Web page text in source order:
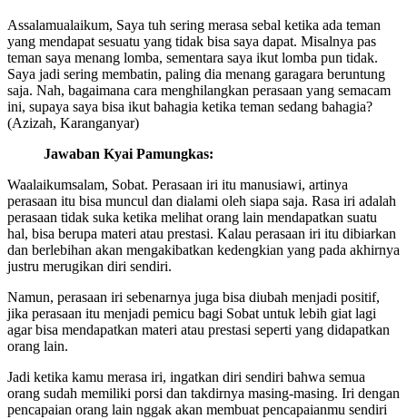
Assalamualaikum, Saya tuh sering merasa sebal ketika ada teman
yang mendapat sesuatu yang tidak bisa saya dapat. Misalnya pas
teman saya menang lomba, sementara saya ikut lomba pun tidak.
Saya jadi sering membatin, paling dia menang garagara beruntung
saja. Nah, bagaimana cara menghilangkan perasaan yang semacam
ini, supaya saya bisa ikut bahagia ketika teman sedang bahagia?
(Azizah, Karanganyar)
Jawaban Kyai Pamungkas:
Waalaikumsalam, Sobat. Perasaan iri itu manusiawi, artinya
perasaan itu bisa muncul dan dialami oleh siapa saja. Rasa iri adalah
perasaan tidak suka ketika melihat orang lain mendapatkan suatu
hal, bisa berupa materi atau prestasi. Kalau perasaan iri itu dibiarkan
dan berlebihan akan mengakibatkan kedengkian yang pada akhirnya
justru merugikan diri sendiri.
Namun, perasaan iri sebenarnya juga bisa diubah menjadi positif,
jika perasaan itu menjadi pemicu bagi Sobat untuk lebih giat lagi
agar bisa mendapatkan materi atau prestasi seperti yang didapatkan
orang lain.
Jadi ketika kamu merasa iri, ingatkan diri sendiri bahwa semua
orang sudah memiliki porsi dan takdirnya masing-masing. Iri dengan
pencapaian orang lain nggak akan membuat pencapaianmu sendiri